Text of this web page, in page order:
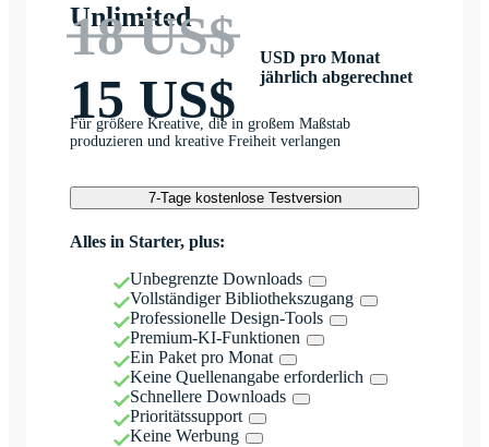
Unlimited
18 US$
15 US$
USD pro Monat
jährlich abgerechnet
Für größere Kreative, die in großem Maßstab
produzieren und kreative Freiheit verlangen
7-Tage kostenlose Testversion
Alles in Starter, plus:
Unbegrenzte Downloads
Vollständiger Bibliothekszugang
Professionelle Design-Tools
Premium-KI-Funktionen
Ein Paket pro Monat
Keine Quellenangabe erforderlich
Schnellere Downloads
Prioritätssupport
Keine Werbung